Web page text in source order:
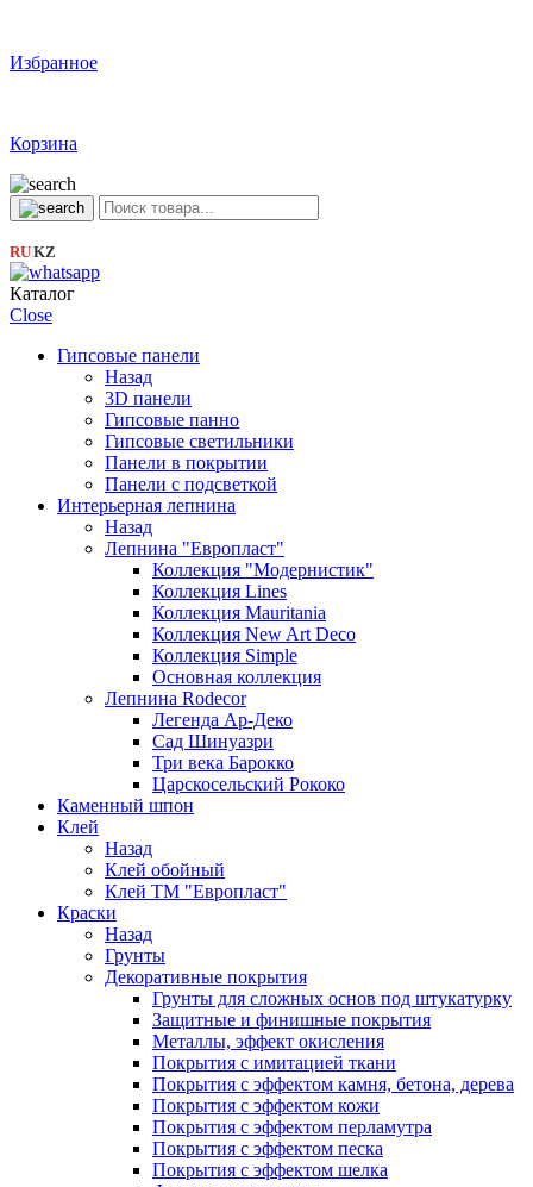
Избранное
Корзина
RU|KZ
Каталог
Close
Гипсовые панели
Назад
3D панели
Гипсовые панно
Гипсовые светильники
Панели в покрытии
Панели с подсветкой
Интерьерная лепнина
Назад
Лепнина "Европласт"
Коллекция "Модернистик"
Коллекция Lines
Коллекция Mauritania
Коллекция New Art Deco
Коллекция Simple
Основная коллекция
Лепнина Rodecor
Легенда Ар-Деко
Сад Шинуазри
Три века Барокко
Царскосельский Рококо
Каменный шпон
Клей
Назад
Клей обойный
Клей ТМ "Европласт"
Краски
Назад
Грунты
Декоративные покрытия
Грунты для сложных основ под штукатурку
Защитные и финишные покрытия
Металлы, эффект окисления
Покрытия с имитацией ткани
Покрытия с эффектом камня, бетона, дерева
Покрытия с эффектом кожи
Покрытия с эффектом перламутра
Покрытия с эффектом песка
Покрытия с эффектом шелка